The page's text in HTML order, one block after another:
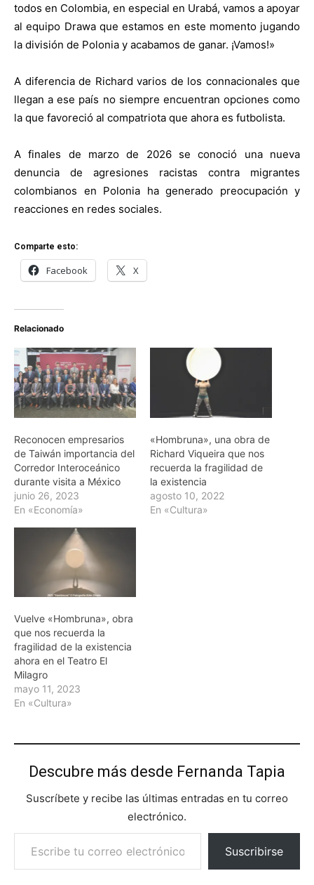
todos en Colombia, en especial en Urabá, vamos a apoyar
al equipo Drawa que estamos en este momento jugando
la división de Polonia y acabamos de ganar. ¡Vamos!»
A diferencia de Richard varios de los connacionales que
llegan a ese país no siempre encuentran opciones como
la que favoreció al compatriota que ahora es futbolista.
A finales de marzo de 2026 se conoció una nueva
denuncia de agresiones racistas contra migrantes
colombianos en Polonia ha generado preocupación y
reacciones en redes sociales.
Comparte esto:
Facebook X
Relacionado
Reconocen empresarios
de Taiwán importancia del
Corredor Interoceánico
durante visita a México
junio 26, 2023
En «Economía»
«Hombruna», una obra de
Richard Viqueira que nos
recuerda la fragilidad de
la existencia
agosto 10, 2022
En «Cultura»
Vuelve «Hombruna», obra
que nos recuerda la
fragilidad de la existencia
ahora en el Teatro El
Milagro
mayo 11, 2023
En «Cultura»
Descubre más desde Fernanda Tapia
Suscríbete y recibe las últimas entradas en tu correo
electrónico.
Escribe tu correo electrónico…
Suscribirse